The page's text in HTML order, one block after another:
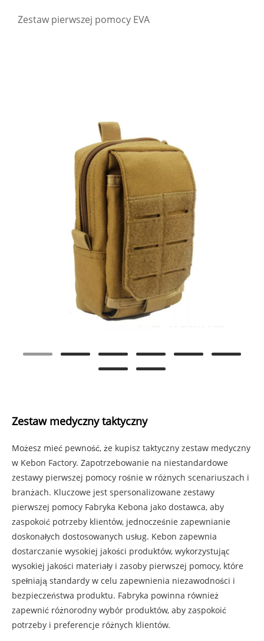
Zestaw pierwszej pomocy EVA
Zestaw medyczny taktyczny
Możesz mieć pewność, że kupisz taktyczny zestaw medyczny
w Kebon Factory. Zapotrzebowanie na niestandardowe
zestawy pierwszej pomocy rośnie w różnych scenariuszach i
branżach. Kluczowe jest spersonalizowane zestawy
pierwszej pomocy Fabryka Kebona jako dostawca, aby
zaspokoić potrzeby klientów, jednocześnie zapewnianie
doskonałych dostosowanych usług. Kebon zapewnia
dostarczanie wysokiej jakości produktów, wykorzystując
wysokiej jakości materiały i zasoby pierwszej pomocy, które
spełniają standardy w celu zapewnienia niezawodności i
bezpieczeństwa produktu. Fabryka powinna również
zapewnić różnorodny wybór produktów, aby zaspokoić
potrzeby i preferencje różnych klientów.